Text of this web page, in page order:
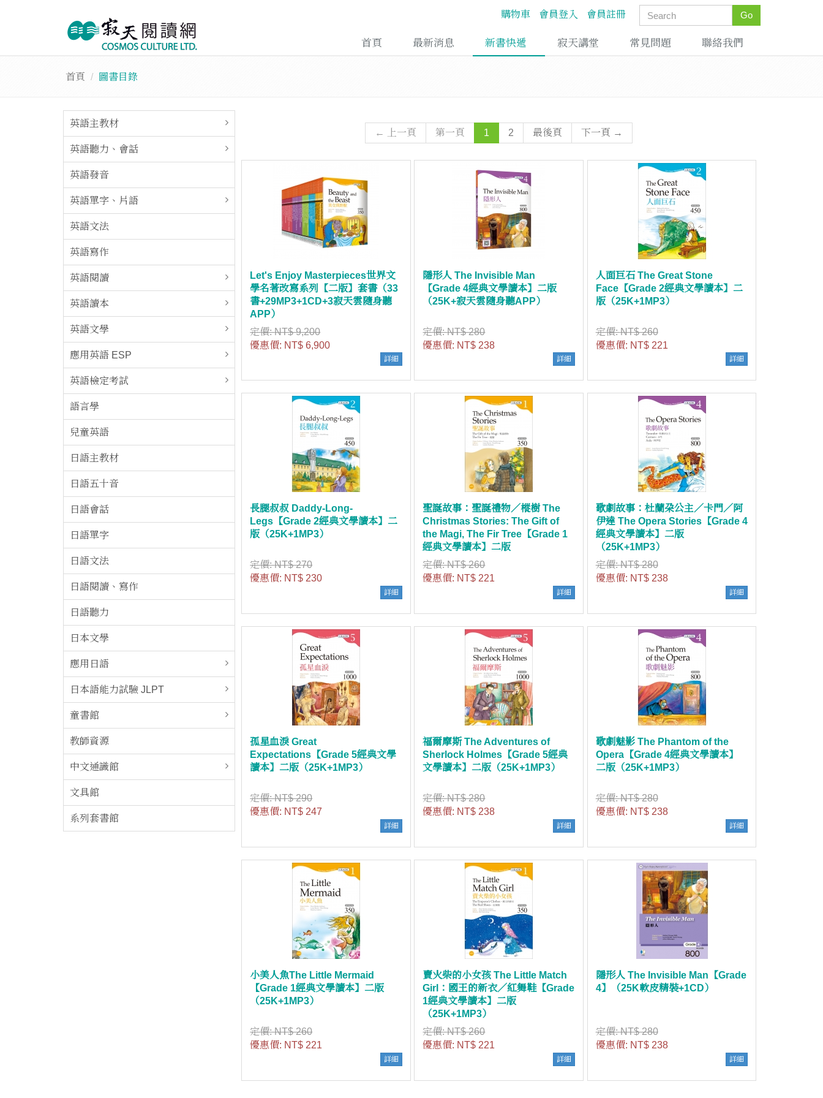
Go
購物車 會員登入 會員註冊
首頁 最新消息 新書快遞 寂天講堂 常見問題 聯絡我們
首頁 圖書目錄
英語主教材
英語聽力、會話
英語發音
英語單字、片語
英語文法
英語寫作
英語閱讀
英語讀本
英語文學
應用英語 ESP
英語檢定考試
語言學
兒童英語
日語主教材
日語五十音
日語會話
日語單字
日語文法
日語閱讀、寫作
日語聽力
日本文學
應用日語
日本語能力試驗 JLPT
童書館
教師資源
中文通識館
文具館
系列套書館
← 上一頁 第一頁 1 2 最後頁 下一頁 →
Let's Enjoy Masterpieces世界文
學名著改寫系列【二版】套書（33
書+29MP3+1CD+3寂天雲隨身聽
APP）
定價:NT$ 9,200
優惠價: NT$ 6,900
詳細
隱形人 The Invisible Man
【Grade 4經典文學讀本】二版
（25K+寂天雲隨身聽APP）
定價:NT$ 280
優惠價: NT$ 238
詳細
人面巨石 The Great Stone
Face【Grade 2經典文學讀本】二
版（25K+1MP3）
定價:NT$ 260
優惠價: NT$ 221
詳細
長腿叔叔 Daddy-Long-
Legs【Grade 2經典文學讀本】二
版（25K+1MP3）
定價:NT$ 270
優惠價: NT$ 230
詳細
聖誕故事：聖誕禮物／樅樹 The
Christmas Stories: The Gift of
the Magi, The Fir Tree【Grade 1
經典文學讀本】二版
（25K+1MP3）
定價:NT$ 260
優惠價: NT$ 221
詳細
歌劇故事：杜蘭朶公主／卡門／阿
伊達 The Opera Stories【Grade 4
經典文學讀本】二版
（25K+1MP3）
定價:NT$ 280
優惠價: NT$ 238
詳細
孤星血淚 Great
Expectations【Grade 5經典文學
讀本】二版（25K+1MP3）
定價:NT$ 290
優惠價: NT$ 247
詳細
福爾摩斯 The Adventures of
Sherlock Holmes【Grade 5經典
文學讀本】二版（25K+1MP3）
定價:NT$ 280
優惠價: NT$ 238
詳細
歌劇魅影 The Phantom of the
Opera【Grade 4經典文學讀本】
二版（25K+1MP3）
定價:NT$ 280
優惠價: NT$ 238
詳細
小美人魚The Little Mermaid
【Grade 1經典文學讀本】二版
（25K+1MP3）
定價:NT$ 260
優惠價: NT$ 221
詳細
賣火柴的小女孩 The Little Match
Girl：國王的新衣／紅舞鞋【Grade
1經典文學讀本】二版
（25K+1MP3）
定價:NT$ 260
優惠價: NT$ 221
詳細
隱形人 The Invisible Man【Grade
4】（25K軟皮精裝+1CD）
定價:NT$ 280
優惠價: NT$ 238
詳細